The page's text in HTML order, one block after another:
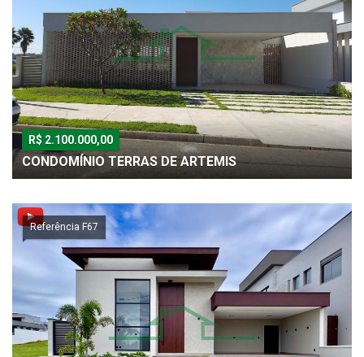
R$ 2.100.000,00
CONDOMÍNIO TERRAS DE ARTEMIS
Referência F67